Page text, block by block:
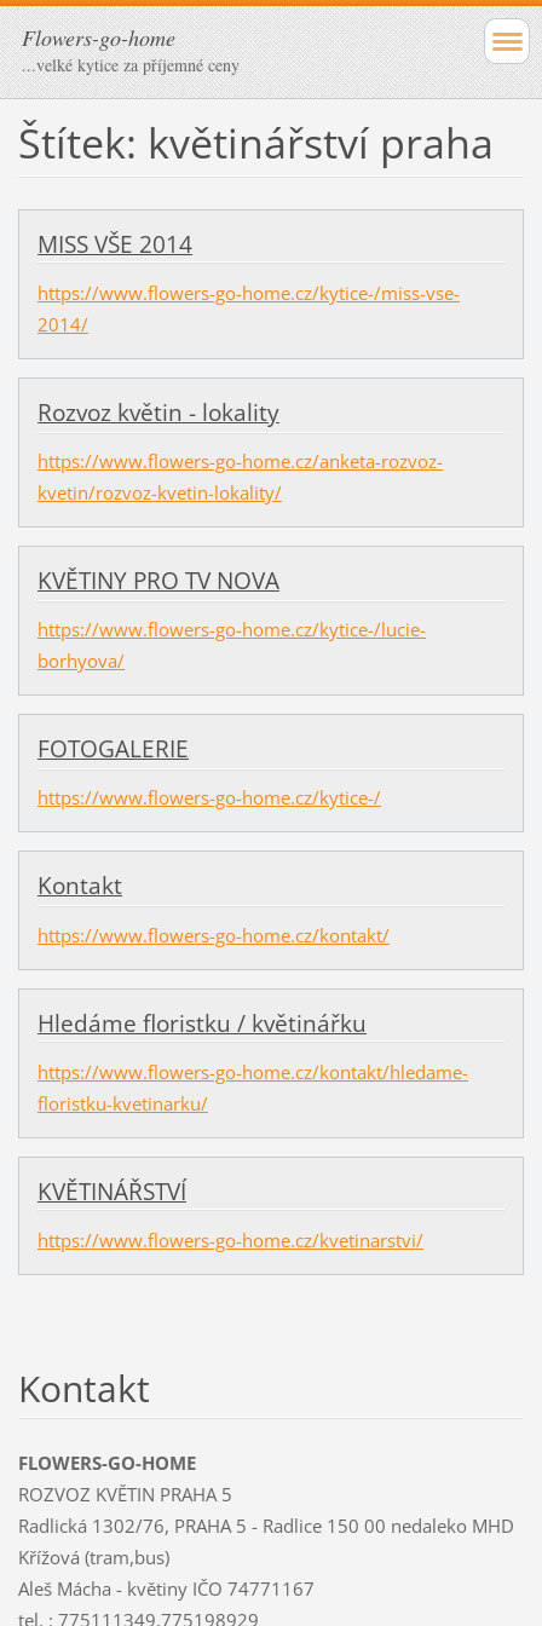
Flowers-go-home
...velké kytice za příjemné ceny
Štítek: květinářství praha
MISS VŠE 2014
https://www.flowers-go-home.cz/kytice-/miss-vse-
2014/
Rozvoz květin - lokality
https://www.flowers-go-home.cz/anketa-rozvoz-
kvetin/rozvoz-kvetin-lokality/
KVĚTINY PRO TV NOVA
https://www.flowers-go-home.cz/kytice-/lucie-
borhyova/
FOTOGALERIE
https://www.flowers-go-home.cz/kytice-/
Kontakt
https://www.flowers-go-home.cz/kontakt/
Hledáme floristku / květinářku
https://www.flowers-go-home.cz/kontakt/hledame-
floristku-kvetinarku/
KVĚTINÁŘSTVÍ
https://www.flowers-go-home.cz/kvetinarstvi/
Kontakt
FLOWERS-GO-HOME
ROZVOZ KVĚTIN PRAHA 5
Radlická 1302/76, PRAHA 5 - Radlice 150 00 nedaleko MHD
Křížová (tram,bus)
Aleš Mácha - květiny IČO 74771167
tel. : 775111349,775198929